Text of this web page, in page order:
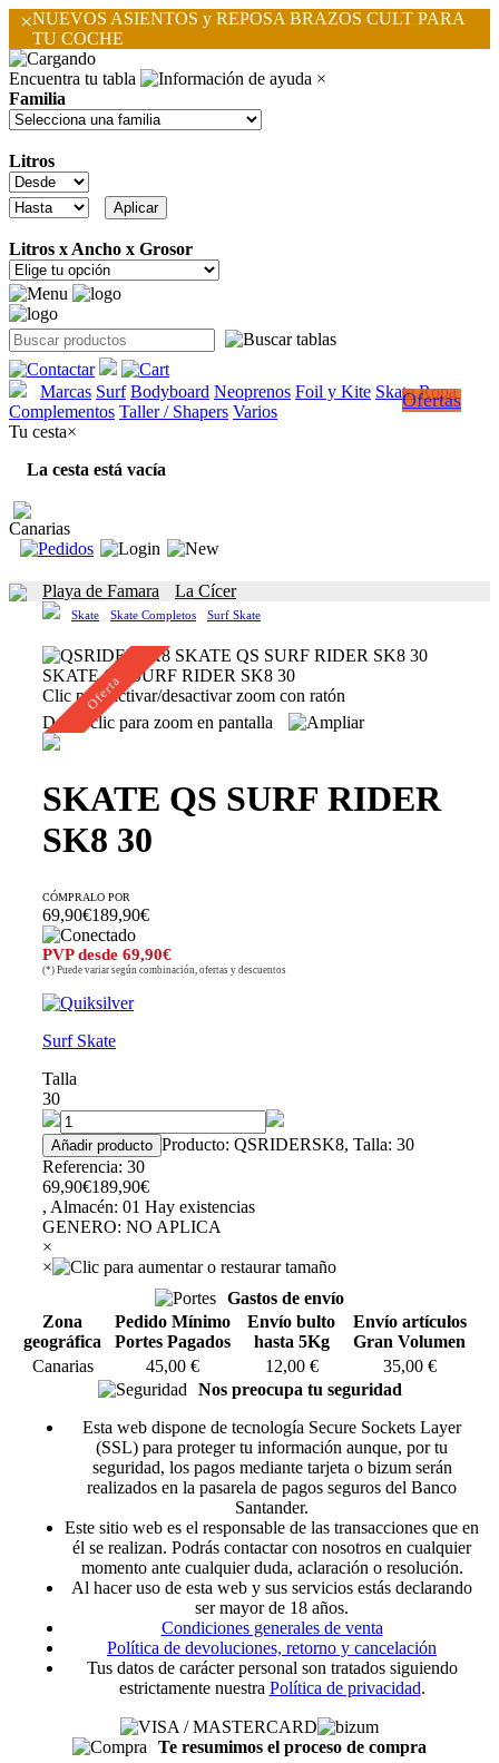
×NUEVOS ASIENTOS y REPOSA BRAZOS CULT PARA
TU COCHE
Encuentra tu tabla
×
Familia
Litros
Litros x Ancho x Grosor
Marcas Surf Bodyboard Neoprenos Foil y Kite Skate Ropa
Complementos Taller / Shapers Varios
Ofertas
Tu cesta×
La cesta está vacía
Canarias
Playa de Famara La Cícer
Skate Skate Completos Surf Skate
Oferta
SKATE QS SURF RIDER SK8 30
Clic para activar/desactivar zoom con ratón
Doble clic para zoom en pantalla
SKATE QS SURF RIDER
SK8 30
CÓMPRALO POR
69,90€189,90€
PVP desde 69,90€
(*) Puede variar según combinación, ofertas y descuentos
Surf Skate
Talla
30
Producto: QSRIDERSK8, Talla: 30
Referencia: 30
69,90€189,90€
, Almacén: 01 Hay existencias
GENERO: NO APLICA
×
×
Gastos de envío
Zona
geográfica
Pedido Mínimo
Portes Pagados
Envío bulto
hasta 5Kg
Envío artículos
Gran Volumen
Canarias
45,00 € 12,00 €
35,00 €
Nos preocupa tu seguridad
Esta web dispone de tecnología Secure Sockets Layer
(SSL) para proteger tu información aunque, por tu
seguridad, los pagos mediante tarjeta o bizum serán
realizados en la pasarela de pagos seguros del Banco
Santander.
Este sitio web es el responsable de las transacciones que en
él se realizan. Podrás contactar con nosotros en cualquier
momento ante cualquier duda, aclaración o resolución.
Al hacer uso de esta web y sus servicios estás declarando
ser mayor de 18 años.
Condiciones generales de venta
Política de devoluciones, retorno y cancelación
Tus datos de carácter personal son tratados siguiendo
estrictamente nuestra Política de privacidad.
Te resumimos el proceso de compra